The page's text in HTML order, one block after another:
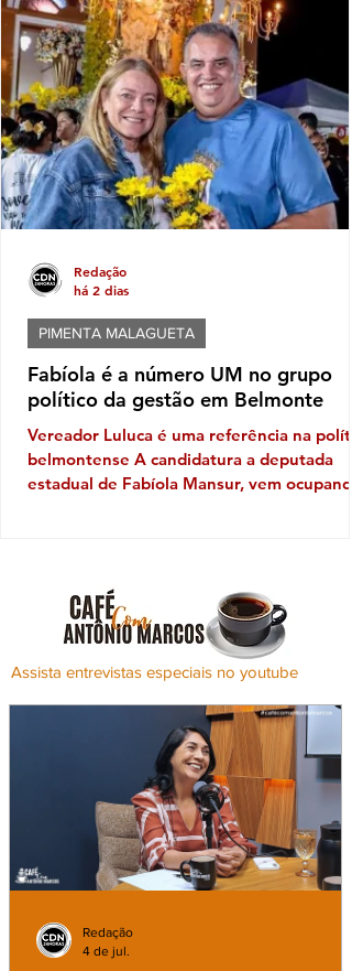
adolescência no município. O programa é
destinado a famílias e pessoas interessadas
em acolher temporariamente crianças e
adolescentes que, por determinação
precisaram ser afastados do convívio
de origem. Durante esse pe
Fabíola é a número UM no grupo
político da gestão em Belmonte
Vereador Luluca é uma referência na
belmontense A candidatura a deputada
estadual de Fabíola Mansur, vem ocupando
Câmara Municipal, Luluca da Ambulância e
da vice-prefeita, Alice Elias Brito, vem
ganhando terreno, e ao que tudo indica
estão dispostos a mostrar o peso político
que representam. Luluca que já cheg
PIMENTA MALAGUETA
Redação
há 2 dias
Assista entrevistas especiais no youtube
Redação
4 de jul.